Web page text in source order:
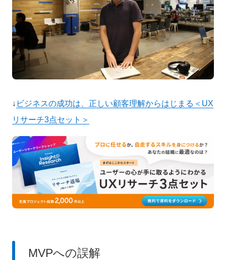
↓ ビジネスの成功は、正しい顧客理解からはじまる＜UX
リサーチ3点セット＞
MVPへの誤解